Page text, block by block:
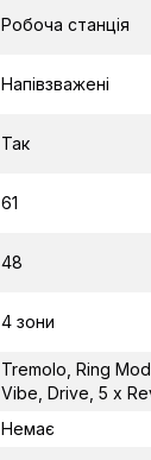
Робоча станція
Напівзважені
Так
61
48
4 зони
Tremolo, Ring
Vibe, Drive, 5 x
Немає